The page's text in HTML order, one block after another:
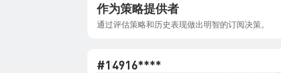
作为策略提供者
通过评估策略和历史表现做出明智的订阅决策。
#14916****